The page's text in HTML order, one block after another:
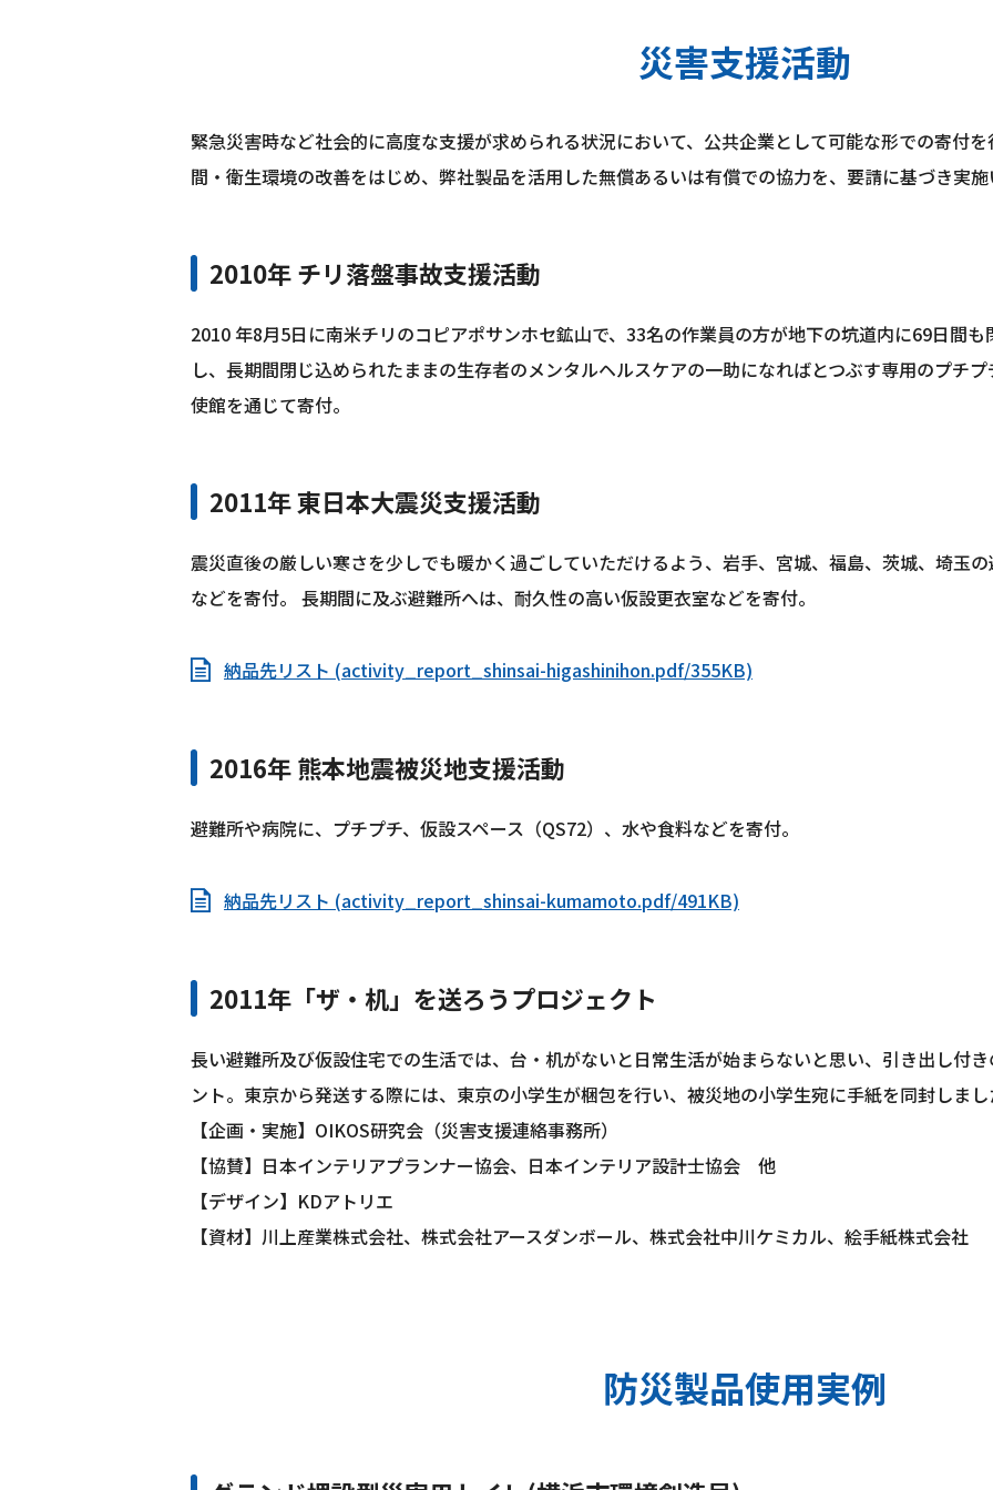
災害支援活動
緊急災害時など社会的に高度な支援が求められる状況において、公共企業として可能な形での寄付
間・衛生環境の改善をはじめ、弊社製品を活用した無償あるいは有償での協力を、要請に基づき実
2010年 チリ落盤事故支援活動
2010 年8月5日に南米チリのコピアポサンホセ鉱山で、33名の作業員の方が地下の坑道内に69日間
し、長期間閉じ込められたままの生存者のメンタルヘルスケアの一助になればとつぶす専用のプチ
使館を通じて寄付。
2011年 東日本大震災支援活動
震災直後の厳しい寒さを少しでも暖かく過ごしていただけるよう、岩手、宮城、福島、茨城、埼玉
などを寄付。 長期間に及ぶ避難所へは、耐久性の高い仮設更衣室などを寄付。
納品先リスト (activity_report_shinsai-higashinihon.pdf/355KB)
2016年 熊本地震被災地支援活動
避難所や病院に、プチプチ、仮設スペース（QS72）、水や食料などを寄付。
納品先リスト (activity_report_shinsai-kumamoto.pdf/491KB)
2011年「ザ・机」を送ろうプロジェクト
長い避難所及び仮設住宅での生活では、台・机がないと日常生活が始まらないと思い、引き出し付
ント。東京から発送する際には、東京の小学生が梱包を行い、被災地の小学生宛に手紙を同封しま
【企画・実施】OIKOS研究会（災害支援連絡事務所）
【協賛】日本インテリアプランナー協会、日本インテリア設計士協会 他
【デザイン】KDアトリエ
【資材】川上産業株式会社、株式会社アースダンボール、株式会社中川ケミカル、絵手紙株式会社
防災製品使用実例